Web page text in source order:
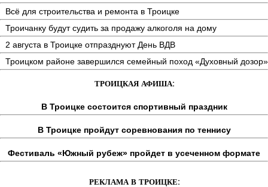
Всё для строительства и ремонта в Троицке
Троичанку будут судить за продажу алкоголя на дому
2 августа в Троицке отпразднуют День ВДВ
Троицком районе завершился семейный поход «Духовный дозор»
ТРОИЦКАЯ АФИША:
В Троицке состоится спортивный праздник
В Троицке пройдут соревнования по теннису
Фестиваль «Южный рубеж» пройдет в усеченном формате
РЕКЛАМА В ТРОИЦКЕ: